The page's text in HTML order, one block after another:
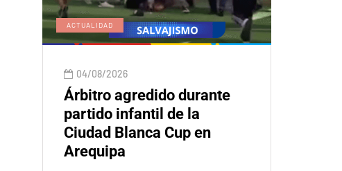
ACTUALIDAD
04/08/2026
Árbitro agredido durante
partido infantil de la
Ciudad Blanca Cup en
Arequipa